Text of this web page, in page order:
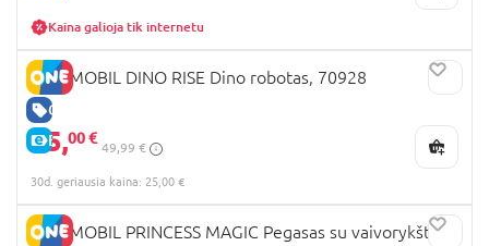
Kaina galioja tik internetu
GERA KAINA
E-KAINA
PLAYMOBIL DINO RISE Dino robotas, 70928
25,00 €
49,99 €
30d. geriausia kaina: 25,00 €
PLAYMOBIL PRINCESS MAGIC Pegasas su vaivorykšte